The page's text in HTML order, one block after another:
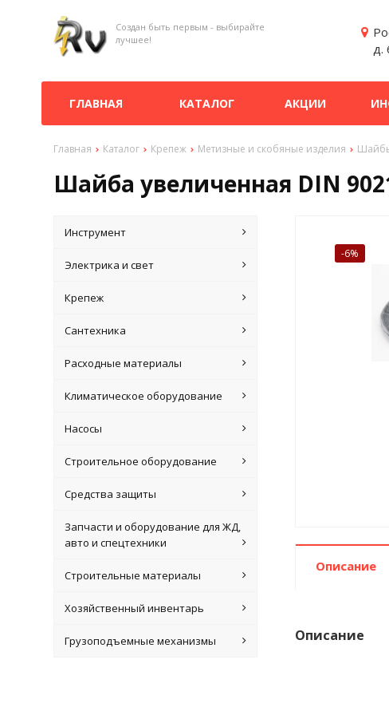
Создан быть первым - выбирайте
лучшее!
д.
ГЛАВНАЯ КАТАЛОГ АКЦИИ
Главная Каталог Крепеж Метизные и скобяные изделия
Шайба увеличенная DIN
Инструмент
Электрика и свет
Крепеж
Сантехника
Расходные материалы
Климатическое оборудование
Насосы
Строительное оборудование
Средства защиты
Запчасти и оборудование для ЖД,
авто и спецтехники
Строительные материалы
Хозяйственный инвентарь
Грузоподъемные механизмы
-6%
Описание
Описание